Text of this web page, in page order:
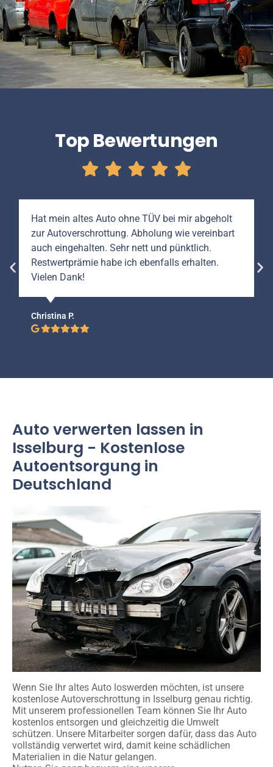
Top Bewertungen
Hat mein altes Auto ohne TÜV bei mir abgeholt
zur Autoverschrottung. Abholung wie vereinbart
auch eingehalten. Sehr nett und pünktlich.
Restwertprämie habe ich ebenfalls erhalten.
Vielen Dank!
Christina P.
Auto verwerten lassen in
Isselburg - Kostenlose
Autoentsorgung in
Deutschland
Wenn Sie Ihr altes Auto loswerden möchten, ist unsere
kostenlose Autoverschrottung in Isselburg genau richtig.
Mit unserem professionellen Team können Sie Ihr Auto
kostenlos entsorgen und gleichzeitig die Umwelt
schützen. Unsere Mitarbeiter sorgen dafür, dass das Auto
vollständig verwertet wird, damit keine schädlichen
Materialien in die Natur gelangen.